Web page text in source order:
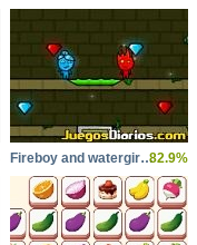
Fireboy and watergirl 5 elements82.9%